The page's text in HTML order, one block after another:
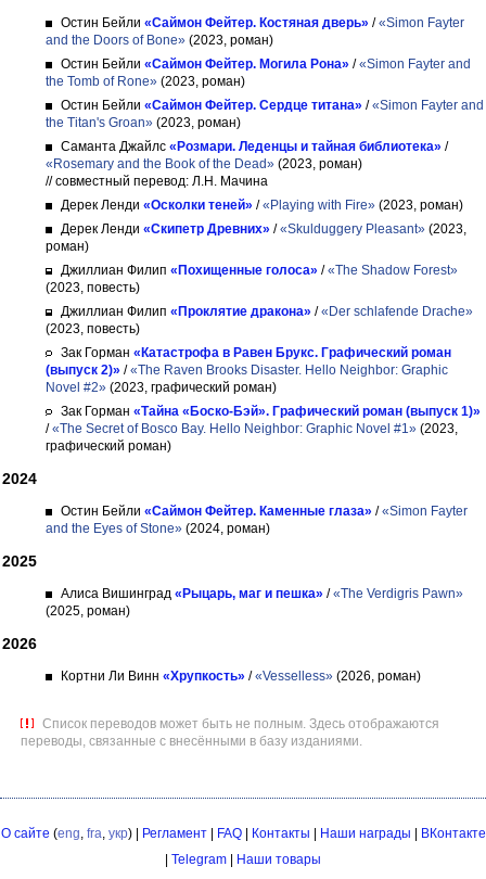
Остин Бейли «Саймон Фейтер. Костяная дверь» /«Simon Fayter
and the Doors of Bone» (2023, роман)
Остин Бейли «Саймон Фейтер. Могила Рона» /«Simon Fayter and
the Tomb of Rone» (2023, роман)
Остин Бейли «Саймон Фейтер. Сердце титана» /«Simon Fayter and
the Titan's Groan» (2023, роман)
Саманта Джайлс «Розмари. Леденцы и тайная библиотека» /
«Rosemary and the Book of the Dead» (2023, роман)
// совместный перевод: Л.Н. Мачина
Дерек Ленди «Осколки теней» /«Playing with Fire» (2023, роман)
Дерек Ленди «Скипетр Древних» /«Skulduggery Pleasant» (2023,
роман)
Джиллиан Филип «Похищенные голоса» /«The Shadow Forest»
(2023, повесть)
Джиллиан Филип «Проклятие дракона» /«Der schlafende Drache»
(2023, повесть)
Зак Горман «Катастрофа в Равен Брукс. Графический роман
(выпуск 2)» /«The Raven Brooks Disaster. Hello Neighbor: Graphic
Novel #2» (2023, графический роман)
Зак Горман «Тайна «Боско-Бэй». Графический роман (выпуск 1)»
/«The Secret of Bosco Bay. Hello Neighbor: Graphic Novel #1» (2023,
графический роман)
2024
Остин Бейли «Саймон Фейтер. Каменные глаза» /«Simon Fayter
and the Eyes of Stone» (2024, роман)
2025
Алиса Вишинград «Рыцарь, маг и пешка» /«The Verdigris Pawn»
(2025, роман)
2026
Кортни Ли Винн «Хрупкость» /«Vesselless» (2026, роман)
Список переводов может быть не полным. Здесь отображаются
переводы, связанные с внесёнными в базу изданиями.
О сайте (eng, fra, укр) | Регламент| FAQ| Контакты Наши награды
ВКонтакте
Telegram Наши товары